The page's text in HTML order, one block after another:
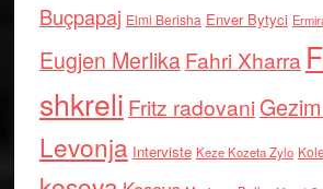
Buçpapaj Elmi Berisha Enver Bytyci
Eugjen MerlikaFahri Xharra
shkreli Fritz radovani
Levonja Interviste Keze Kozeta Zylo